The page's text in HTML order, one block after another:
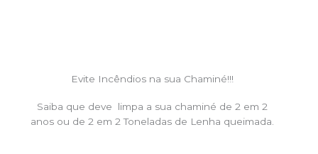
Evite Incêndios na sua Chaminé!!!
Saiba que deve limpa a sua chaminé de 2 em 2
anos ou de 2 em 2 Toneladas de Lenha queimada.